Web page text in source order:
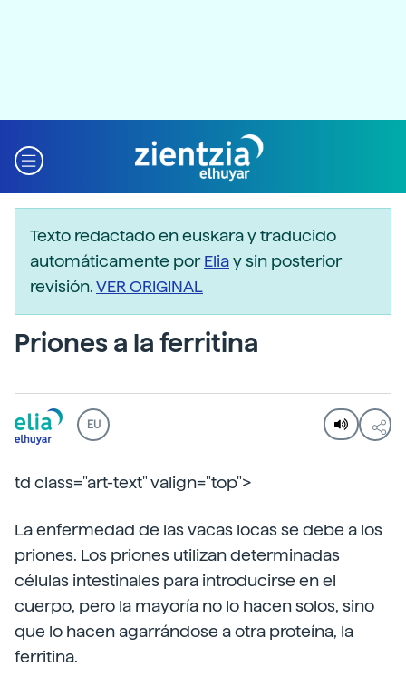
Texto redactado en euskara y traducido
automáticamente porEliay sin posterior
revisión.VER ORIGINAL
Priones a la ferritina
EU
td class="art-text" valign="top">
La enfermedad de las vacas locas se debe a los
priones. Los priones utilizan determinadas
células intestinales para introducirse en el
cuerpo, pero la mayoría no lo hacen solos, sino
que lo hacen agarrándose a otra proteína, la
ferritina.